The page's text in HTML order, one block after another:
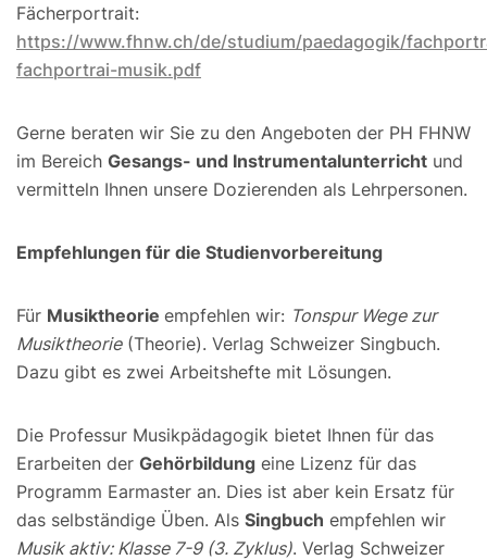
Fächerportrait:
https://www.fhnw.ch/de/studium/paedagogik/
fachportrai-musik.pdf
Gerne beraten wir Sie zu den Angeboten der PH FHNW
im Bereich Gesangs- und Instrumentalunterricht und
vermitteln Ihnen unsere Dozierenden als Lehrpersonen.
Empfehlungen für die Studienvorbereitung
Für Musiktheorie empfehlen wir: Tonspur Wege zur
Musiktheorie(Theorie). Verlag Schweizer Singbuch.
Dazu gibt es zwei Arbeitshefte mit Lösungen.
Die Professur Musikpädagogik bietet Ihnen für das
Erarbeiten der Gehörbildung eine Lizenz für das
Programm Earmaster an. Dies ist aber kein Ersatz für
das selbständige Üben. Als Singbuch empfehlen wir
Musik aktiv: Klasse 7-9 (3. Zyklus). Verlag Schweizer